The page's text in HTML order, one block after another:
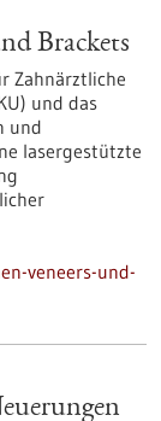
Brackets
Zahnärztliche
und das
und
lasergestützte
veneers-und-